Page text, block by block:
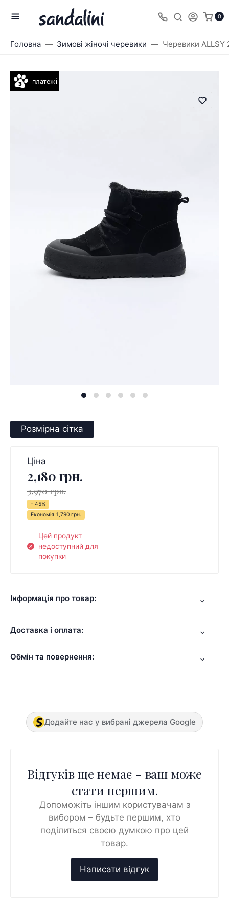
0
Головна Зимові жіночі черевики Черевики ALLSY
платежі
Розмірна сітка
Ціна
2,180 грн.
3,970 грн.
- 45%
Економія 1,790 грн.
Цей продукт
недоступний для
покупки
Інформація про товар:
Доставка і оплата:
Обмін та повернення:
Додайте нас у вибрані джерела Google
Відгуків ще немає - ваш може
стати першим.
Допоможіть іншим користувачам з
вибором – будьте першим, хто
поділиться своєю думкою про цей
товар.